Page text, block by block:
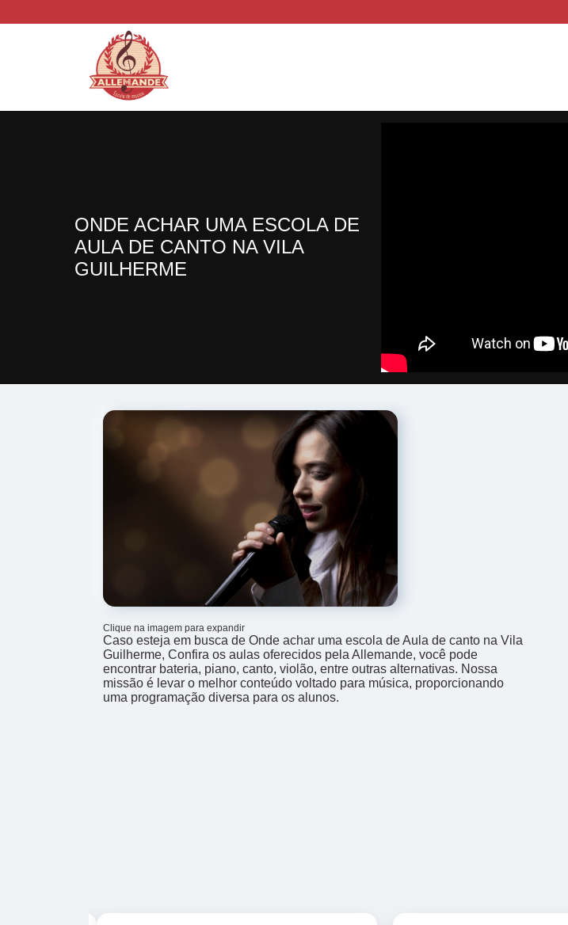
ONDE ACHAR UMA ESCOLA DE
AULA DE CANTO NA VILA
GUILHERME
Clique na imagem para expandir
Caso esteja em busca de Onde achar uma escola de Aula de canto na Vila
Guilherme, Confira os aulas oferecidos pela Allemande, você pode
encontrar bateria, piano, canto, violão, entre outras alternativas. Nossa
missão é levar o melhor conteúdo voltado para música, proporcionando
uma programação diversa para os alunos.